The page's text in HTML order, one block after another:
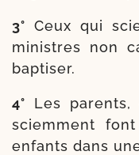
3° Ceux qui
ministres non
baptiser.
4° Les parents,
sciem­ment
enfants dans